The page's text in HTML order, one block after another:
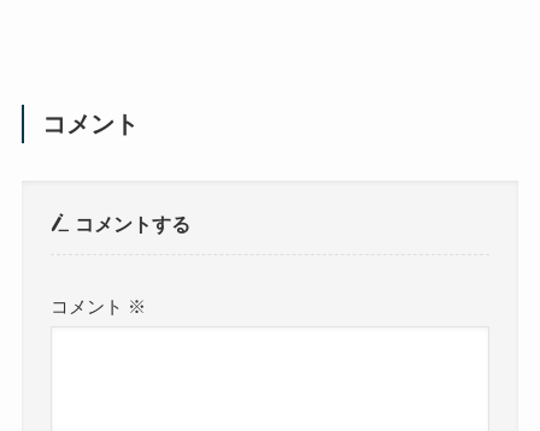
コメント
コメントする
コメント ※